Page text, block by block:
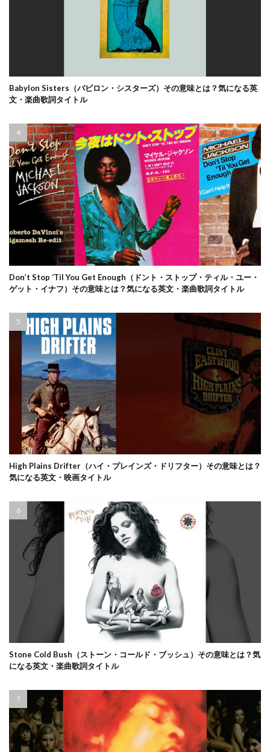
Babylon Sisters（バビロン・シスターズ）その意味とは？気になる英
文・楽曲歌詞タイトル
Don’t Stop ‘Til You Get Enough（ドント・ストップ・ティル・ユー・
ゲット・イナフ）その意味とは？気になる英文・楽曲歌詞タイトル
High Plains Drifter（ハイ・プレインズ・ドリフター）その意味とは？
気になる英文・映画タイトル
Stone Cold Bush（ストーン・コールド・ブッシュ）その意味とは？気
になる英文・楽曲歌詞タイトル